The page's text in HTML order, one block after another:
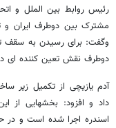
رئیس روابط بین الملل و
دوطرف نقش تعین کننده ای
آدم یازیچی از تکمیل زیر
داد و افزود: بخشهایی از
اسندره اجرا شده است و در